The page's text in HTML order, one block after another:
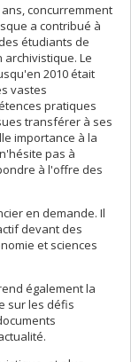
concurremment
a contribué à
étudiants de
archivistique. Le
2010 était
vastes
pratiques
transférer à ses
importance à la
pas à
à l'offre des
en demande. Il
devant des
et sciences
également la
sur les défis